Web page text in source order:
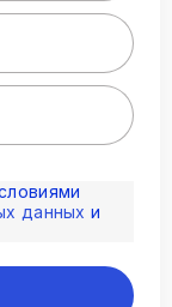
данных и